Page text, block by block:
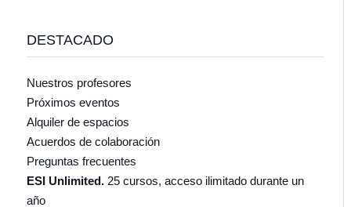
DESTACADO
Nuestros profesores
Próximos eventos
Alquiler de espacios
Acuerdos de colaboración
Preguntas frecuentes
ESI Unlimited. 25 cursos, acceso ilimitado durante un
año